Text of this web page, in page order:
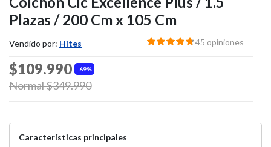
Plazas / 200 Cm x 105 Cm
Vendido por: Hites 45 opiniones
69%
$109.990
Price reduced from
Normal $349.990to
Características principales